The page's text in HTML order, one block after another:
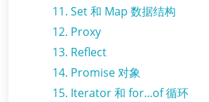
11. Set 和 Map 数据结构
12. Proxy
13. Reflect
14. Promise 对象
15. Iterator 和 for...of 循环